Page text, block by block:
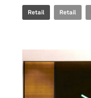
Retail Retail